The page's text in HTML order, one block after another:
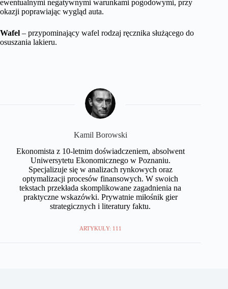
ewentualnymi negatywnymi warunkami pogodowymi, przy
okazji poprawiając wygląd auta.
Wafel – przypominający wafel rodzaj ręcznika służącego do
osuszania lakieru.
Kamil Borowski
Ekonomista z 10-letnim doświadczeniem, absolwent
Uniwersytetu Ekonomicznego w Poznaniu.
Specjalizuje się w analizach rynkowych oraz
optymalizacji procesów finansowych. W swoich
tekstach przekłada skomplikowane zagadnienia na
praktyczne wskazówki. Prywatnie miłośnik gier
strategicznych i literatury faktu.
ARTYKUŁY: 111